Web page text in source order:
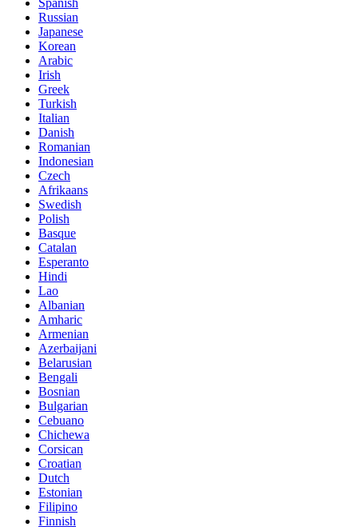
Spanish
Russian
Japanese
Korean
Arabic
Irish
Greek
Turkish
Italian
Danish
Romanian
Indonesian
Czech
Afrikaans
Swedish
Polish
Basque
Catalan
Esperanto
Hindi
Lao
Albanian
Amharic
Armenian
Azerbaijani
Belarusian
Bengali
Bosnian
Bulgarian
Cebuano
Chichewa
Corsican
Croatian
Dutch
Estonian
Filipino
Finnish